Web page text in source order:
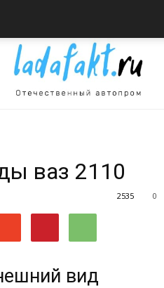
автомобилях
ваз 2110
0
2535
вид